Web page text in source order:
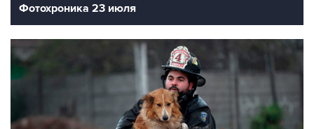
Фотохроника 23 июля